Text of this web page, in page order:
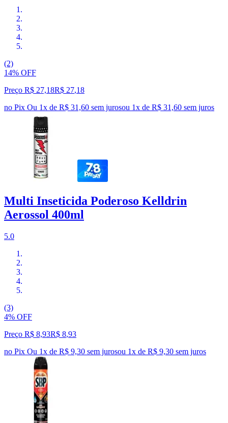
(2)
14% OFF
Preço R$ 27,18R$ 27,18
no Pix Ou 1x de R$ 31,60 sem jurosou 1x de R$ 31,60 sem juros
Multi Inseticida Poderoso Kelldrin
Aerossol 400ml
5.0
(3)
4% OFF
Preço R$ 8,93R$ 8,93
no Pix Ou 1x de R$ 9,30 sem jurosou 1x de R$ 9,30 sem juros